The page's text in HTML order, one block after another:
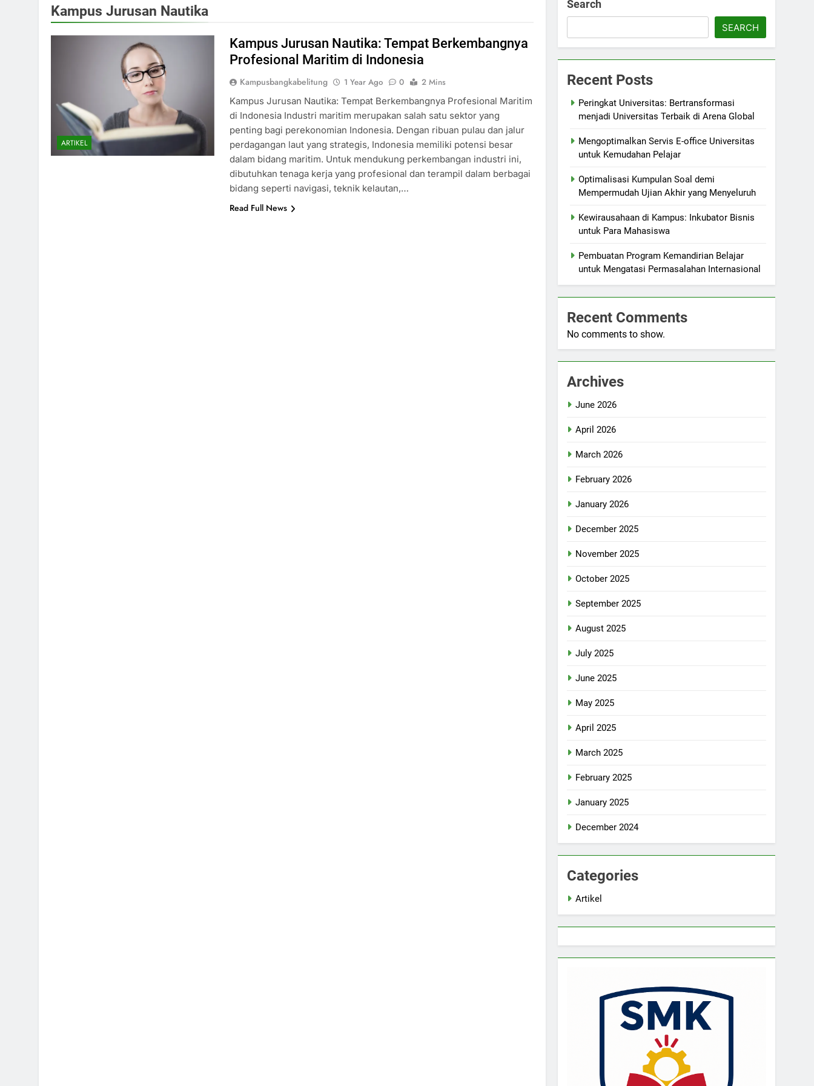
Kampus Jurusan Nautika
ARTIKEL
Kampus Jurusan Nautika: Tempat Berkembangnya
Profesional Maritim di Indonesia
Kampusbangkabelitung 1 Year Ago 0
2 Mins
Kampus Jurusan Nautika: Tempat Berkembangnya Profesional Maritim
di Indonesia Industri maritim merupakan salah satu sektor yang
penting bagi perekonomian Indonesia. Dengan ribuan pulau dan jalur
perdagangan laut yang strategis, Indonesia memiliki potensi besar
dalam bidang maritim. Untuk mendukung perkembangan industri ini,
dibutuhkan tenaga kerja yang profesional dan terampil dalam berbagai
bidang seperti navigasi, teknik kelautan,…
Read Full News
Search
SEARCH
Recent Posts
Peringkat Universitas: Bertransformasi
menjadi Universitas Terbaik di Arena Global
Mengoptimalkan Servis E-office Universitas
untuk Kemudahan Pelajar
Optimalisasi Kumpulan Soal demi
Mempermudah Ujian Akhir yang Menyeluruh
Kewirausahaan di Kampus: Inkubator Bisnis
untuk Para Mahasiswa
Pembuatan Program Kemandirian Belajar
untuk Mengatasi Permasalahan Internasional
Recent Comments
No comments to show.
Archives
June 2026
April 2026
March 2026
February 2026
January 2026
December 2025
November 2025
October 2025
September 2025
August 2025
July 2025
June 2025
May 2025
April 2025
March 2025
February 2025
January 2025
December 2024
Categories
Artikel